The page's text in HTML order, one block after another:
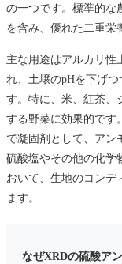
の一つです。標準的な
を含み、優れた二重栄
主な用途はアルカリ性
れ、土壌のpHを下げ
す。特に、米、紅茶、
する野菜に効果的です
で凝固剤として、アン
硫酸塩やその他の化学
おいて、生地のコンデ
ます。
なぜXRDの硫酸ア